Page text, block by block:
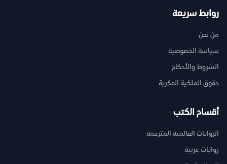
روابط سريعة
من نحن
سياسة الخصوصية
الشروط والأحكام
حقوق الملكية الفكرية
أقسام الكتب
الروايات العالمية المترجمة
روايات عربية